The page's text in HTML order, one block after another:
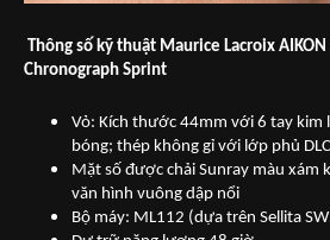
Thông số kỹ thuật Maurice Lacroix
Chronograph Sprint
Vỏ: Kích thước 44mm với 6 tay kim
bóng; thép không gỉ với lớp phủ
Mặt số được chải Sunray màu xám
văn hình vuông dập nổi
Bộ máy: ML112 (dựa trên Sellita